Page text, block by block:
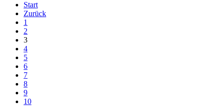
Start
Zurück
1
2
3
4
5
6
7
8
9
10